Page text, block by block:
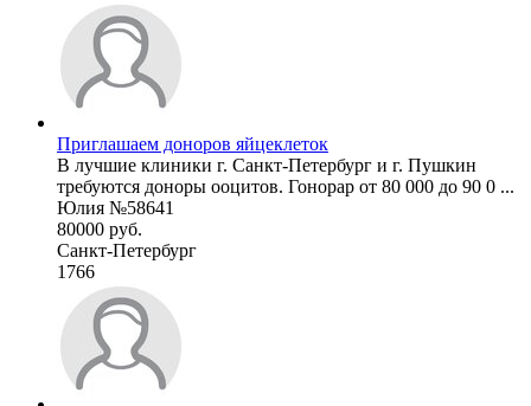
Приглашаем доноров яйцеклеток
В лучшие клиники г. Санкт-Петербург и г. Пушкин
требуются доноры ооцитов. Гонорар от 80 000 до 90 0 ...
Юлия №58641
80000 руб.
Санкт-Петербург
1766